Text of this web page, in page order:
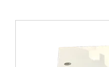
会社情報